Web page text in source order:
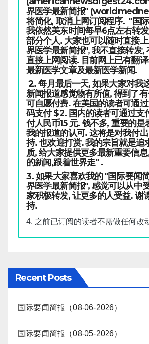
界医学最新简报"
将简化, 取消上网订阅程序. "国
我依然美东时间每早6点左右转
部分个人. 大家也可以随时直接
界医学最新简报", 我不直接转发,
直接上网阅读. 目前网上已有翻
最新医学文章及最新医学新闻.
2. 每月最后一天, 如果大家对我
新闻报道感觉物有所值, 得到了
可自愿付费. 在美国的读者可通
码支付 $2. 国内的读者可通过支
付人民币15 元. 钱不多, 重要的是
我的报道的认可. 这将是对我付
持. 也欢迎打赏. 我的宗旨就是追
质, 给大家提供更多最新重要信
的新闻,跟着世界走" .
3. 如果大家喜欢我的 "国际要闻
界医学最新简报", 感觉可以从中
家积极转发, 让更多的人受益. 谢
持.
4. 之前已订阅的读者不需做任何改
Recent Posts
国际要闻简报（08-06-2026）
国际要闻简报（08-05-2026）